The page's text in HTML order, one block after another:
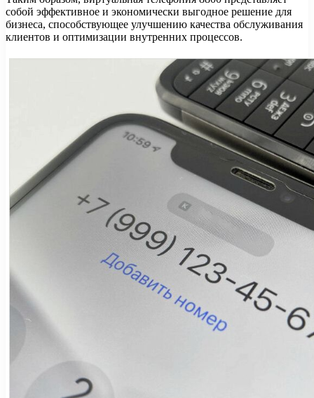
собой эффективное и экономически выгодное решение для
бизнеса, способствующее улучшению качества обслуживания
клиентов и оптимизации внутренних процессов.